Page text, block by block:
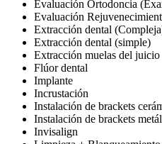
Evaluación Ortodoncia
Evaluación
Extracción dental
Extracción dental (simple)
Extracción muelas del juicio
Flúor dental
Implante
Incrustación
Instalación de brackets
Instalación de brackets
Invisalign